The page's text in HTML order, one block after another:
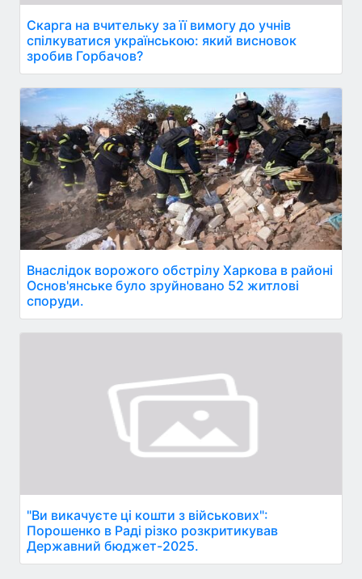
Скарга на вчительку за її вимогу до учнів
спілкуватися українською: який висновок
зробив Горбачов?
Внаслідок ворожого обстрілу Харкова в районі
Основ'янське було зруйновано 52 житлові
споруди.
"Ви викачуєте ці кошти з військових":
Порошенко в Раді різко розкритикував
Державний бюджет-2025.